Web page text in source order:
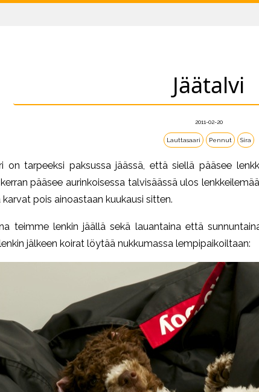
Jäätalvi
2011-02-20
Lauttasaari Pennut Sira
on tarpeeksi paksussa jäässä, että siellä pääsee
pääsee aurinkoisessa talvisäässä ulos
pois ainoastaan kuukausi sitten.
teimme lenkin jäällä sekä lauantaina että
jälkeen koirat löytää nukkumassa lempipaikoiltaan: